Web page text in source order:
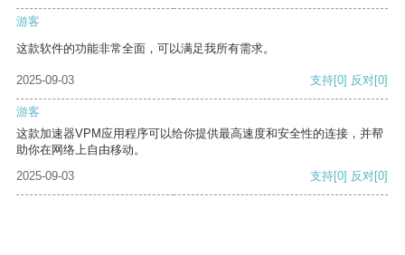
游客
这款软件的功能非常全面，可以满足我所有需求。
2025-09-03 支持[0] 反对[0]
游客
这款加速器VPM应用程序可以给你提供最高速度和安全性的连接，并帮
助你在网络上自由移动。
2025-09-03
支持[0] 反对[0]